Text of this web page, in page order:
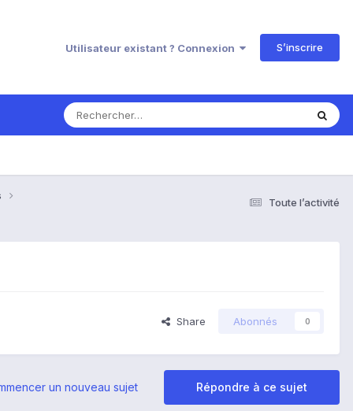
Utilisateur existant ? Connexion S’inscrire
Toute l’activité
Share Abonnés 0
Répondre à ce sujet
un nouveau sujet